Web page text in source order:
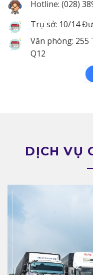
Hotline: (028)
Trụ sở: 10/14
Văn phòng: 255
Q12
DỊCH VỤ